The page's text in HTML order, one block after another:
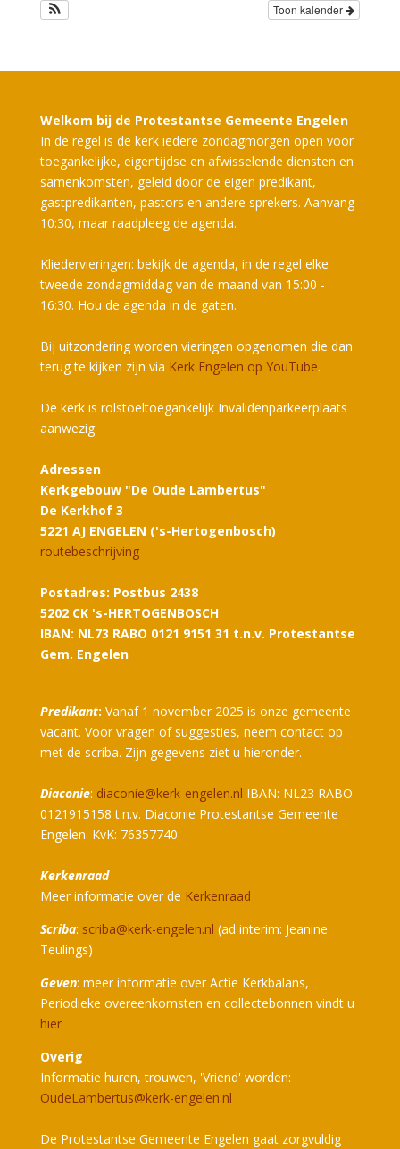
Toon kalender
Welkom bij de Protestantse Gemeente Engelen
In de regel is de kerk iedere zondagmorgen open voor
toegankelijke, eigentijdse en afwisselende diensten en
samenkomsten, geleid door de eigen predikant,
gastpredikanten, pastors en andere sprekers. Aanvang
10:30, maar raadpleeg de agenda.
Kliedervieringen: bekijk de agenda, in de regel elke
tweede zondagmiddag van de maand van 15:00 -
16:30. Hou de agenda in de gaten.
Bij uitzondering worden vieringen opgenomen die dan
terug te kijken zijn via Kerk Engelen op YouTube.
De kerk is rolstoeltoegankelijk Invalidenparkeerplaats
aanwezig
Adressen
Kerkgebouw "De Oude Lambertus"
De Kerkhof 3
5221 AJ ENGELEN ('s-Hertogenbosch)
routebeschrijving
Postadres: Postbus 2438
5202 CK 's-HERTOGENBOSCH
IBAN: NL73 RABO 0121 9151 31 t.n.v. Protestantse
Gem. Engelen
Predikant: Vanaf 1 november 2025 is onze gemeente
vacant. Voor vragen of suggesties, neem contact op
met de scriba. Zijn gegevens ziet u hieronder.
Diaconie: diaconie@kerk-engelen.nl IBAN: NL23 RABO
0121915158 t.n.v. Diaconie Protestantse Gemeente
Engelen. KvK: 76357740
Kerkenraad
Meer informatie over de Kerkenraad
Scriba: scriba@kerk-engelen.nl (ad interim: Jeanine
Teulings)
Geven: meer informatie over Actie Kerkbalans,
Periodieke overeenkomsten en collectebonnen vindt u
hier
Overig
Informatie huren, trouwen, 'Vriend' worden:
OudeLambertus@kerk-engelen.nl
De Protestantse Gemeente Engelen gaat zorgvuldig